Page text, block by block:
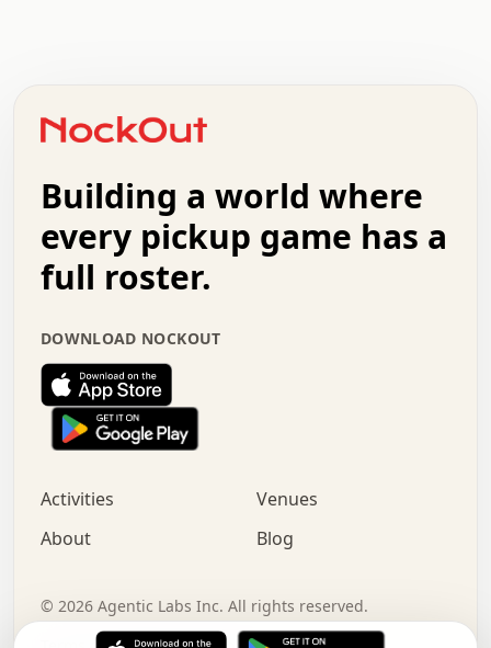
+   .   .   .   .   .   .   .   .   .   +   .   .
.   .   .   .   .   .   .   .   .   .   .   :   .
.   .   .   .   +   .   .   .   .   .   .   .   +
.   :   .   .   .   .   .   .   .   .   o   .   .
.   .   x   .   .   .   .   .   .   :   .   .   o
.   .   .   .   :   .   .   .   .   o   .   .   .
.   .   .   .   .   .   .   :   .   .   .   .   .
.   .   .   .   .   .   .   +   .   .   x   .   .
.   .   .   .   .   :   +   .   .   .   .   .   o
.   .   .   .   .   .   .   .   .   .   .   .   .
.   .   :   o   .   .   .   .   .   .   .   +   .
.   o   .   .   .   .   x   .   .   .   .   .   .
+   .   o   .   .   .   .   o   .   .   .   .
.   +   .   .   .   .   .   .   .   .   :   .   x
.   .   .   .   .   .   .   .   .   .   .   .   .   .
Building a world where
every pickup game has a
full roster.
DOWNLOAD NOCKOUT
Activities
Venues
About
Blog
© 2026 Agentic Labs Inc. All rights reserved.